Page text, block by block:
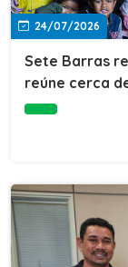
24/07/2026
Sete Barras
reúne cerca